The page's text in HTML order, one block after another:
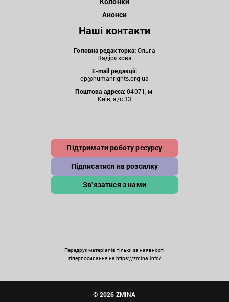
Анонси
Наші контакти
Головна редакторка:Ольга
Падірякова
E-mail редакції:
op@humanrights.org.ua
Поштова адреса:04071, м.
Київ, а/с 33
Підтримати роботу ресурсу
Підписатися на розсилку
Зв’язатися з нами
Передрук матеріалів тільки за наявності
гіперпосилання на https://zmina.info/
© 2026 ZMINA